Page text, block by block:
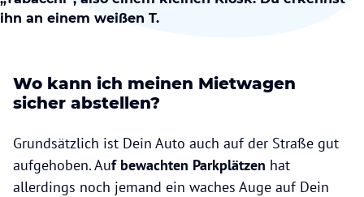
ihn an einem weißen T.
Wo kann ich meinen Mietwagen
sicher abstellen?
Grundsätzlich ist Dein Auto auch auf der Straße gut
aufgehoben. Auf bewachten Parkplätzen hat
allerdings noch jemand ein waches Auge auf Dein